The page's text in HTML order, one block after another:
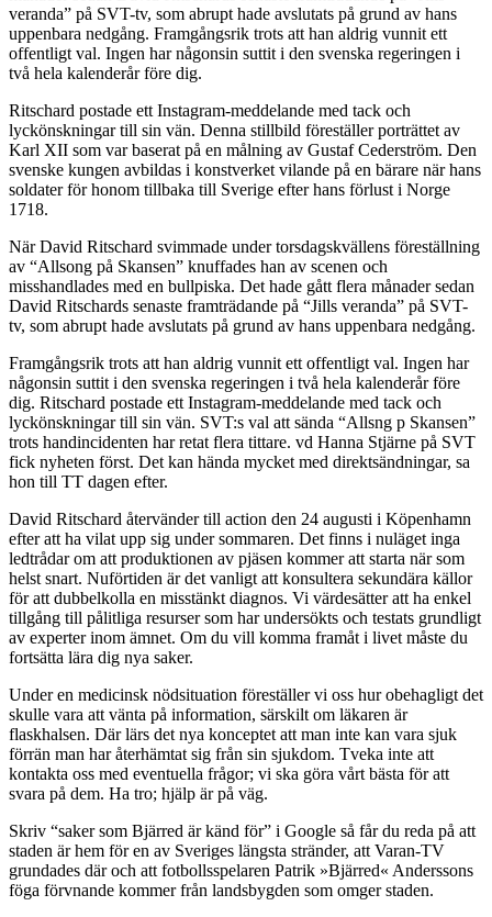
veranda” på SVT-tv, som abrupt hade avslutats på grund av hans
uppenbara nedgång. Framgångsrik trots att han aldrig vunnit ett
offentligt val. Ingen har någonsin suttit i den svenska regeringen i
två hela kalenderår före dig.
Ritschard postade ett Instagram-meddelande med tack och
lyckönskningar till sin vän. Denna stillbild föreställer porträttet av
Karl XII som var baserat på en målning av Gustaf Cederström. Den
svenske kungen avbildas i konstverket vilande på en bärare när hans
soldater för honom tillbaka till Sverige efter hans förlust i Norge
1718.
När David Ritschard svimmade under torsdagskvällens föreställning
av “Allsong på Skansen” knuffades han av scenen och
misshandlades med en bullpiska. Det hade gått flera månader sedan
David Ritschards senaste framträdande på “Jills veranda” på SVT-
tv, som abrupt hade avslutats på grund av hans uppenbara nedgång.
Framgångsrik trots att han aldrig vunnit ett offentligt val. Ingen har
någonsin suttit i den svenska regeringen i två hela kalenderår före
dig. Ritschard postade ett Instagram-meddelande med tack och
lyckönskningar till sin vän. SVT:s val att sända “Allsng p Skansen”
trots handincidenten har retat flera tittare. vd Hanna Stjärne på SVT
fick nyheten först. Det kan hända mycket med direktsändningar, sa
hon till TT dagen efter.
David Ritschard återvänder till action den 24 augusti i Köpenhamn
efter att ha vilat upp sig under sommaren. Det finns i nuläget inga
ledtrådar om att produktionen av pjäsen kommer att starta när som
helst snart. Nuförtiden är det vanligt att konsultera sekundära källor
för att dubbelkolla en misstänkt diagnos. Vi värdesätter att ha enkel
tillgång till pålitliga resurser som har undersökts och testats grundligt
av experter inom ämnet. Om du vill komma framåt i livet måste du
fortsätta lära dig nya saker.
Under en medicinsk nödsituation föreställer vi oss hur obehagligt det
skulle vara att vänta på information, särskilt om läkaren är
flaskhalsen. Där lärs det nya konceptet att man inte kan vara sjuk
förrän man har återhämtat sig från sin sjukdom. Tveka inte att
kontakta oss med eventuella frågor; vi ska göra vårt bästa för att
svara på dem. Ha tro; hjälp är på väg.
Skriv “saker som Bjärred är känd för” i Google så får du reda på att
staden är hem för en av Sveriges längsta stränder, att Varan-TV
grundades där och att fotbollsspelaren Patrik »Bjärred« Anderssons
föga förvnande kommer från landsbygden som omger staden.